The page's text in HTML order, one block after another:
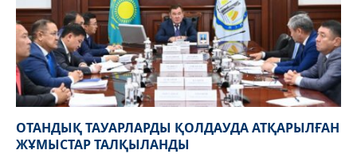
ОТАНДЫҚ ТАУАРЛАРДЫ ҚОЛДАУДА АТҚАРЫЛҒАН
ЖҰМЫСТАР ТАЛҚЫЛАНДЫ